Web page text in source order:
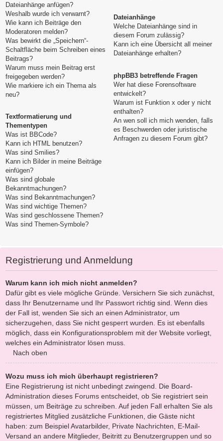
Dateianhänge anfügen?
Weshalb wurde ich verwarnt?
Wie kann ich Beiträge den
Moderatoren melden?
Was bewirkt die „Speichern“-
Schaltfläche beim Schreiben eines
Beitrags?
Warum muss mein Beitrag erst
freigegeben werden?
Wie markiere ich ein Thema als
neu?
Textformatierung und
Thementypen
Was ist BBCode?
Kann ich HTML benutzen?
Was sind Smilies?
Kann ich Bilder in meine Beiträge
einfügen?
Was sind globale
Bekanntmachungen?
Was sind Bekanntmachungen?
Was sind wichtige Themen?
Was sind geschlossene Themen?
Was sind Themen-Symbole?
Dateianhänge
Welche Dateianhänge sind in
diesem Forum zulässig?
Kann ich eine Übersicht all meiner
Dateianhänge erhalten?
phpBB3 betreffende Fragen
Wer hat diese Forensoftware
entwickelt?
Warum ist Funktion x oder y nicht
enthalten?
An wen soll ich mich wenden, falls
es Beschwerden oder juristische
Anfragen zu diesem Forum gibt?
Registrierung und Anmeldung
Warum kann ich mich nicht anmelden?
Dafür gibt es viele mögliche Gründe. Versichern Sie sich zunächst,
dass Ihr Benutzername und Ihr Passwort richtig sind. Wenn dies
der Fall ist, wenden Sie sich an einen Administrator, um
sicherzugehen, dass Sie nicht gesperrt wurden. Es ist ebenfalls
möglich, dass ein Konfigurationsproblem mit der Website vorliegt,
welches ein Administrator lösen muss.
Nach oben
Wozu muss ich mich überhaupt registrieren?
Eine Registrierung ist nicht unbedingt zwingend. Die Board-
Administration dieses Forums entscheidet, ob Sie registriert sein
müssen, um Beiträge zu schreiben. Auf jeden Fall erhalten Sie als
registriertes Mitglied zusätzliche Funktionen, die Gäste nicht
haben: zum Beispiel Avatarbilder, Private Nachrichten, E-Mail-
Versand an andere Mitglieder, Beitritt zu Benutzergruppen und so